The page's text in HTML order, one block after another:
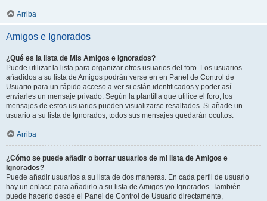
Arriba
Amigos e Ignorados
¿Qué es la lista de Mis Amigos e Ignorados?
Puede utilizar la lista para organizar otros usuarios del foro. Los usuarios
añadidos a su lista de Amigos podrán verse en en Panel de Control de
Usuario para un rápido acceso a ver si están identificados y poder así
enviarles un mensaje privado. Según la plantilla que utilice el foro, los
mensajes de estos usuarios pueden visualizarse resaltados. Si añade un
usuario a su lista de Ignorados, todos sus mensajes quedarán ocultos.
Arriba
¿Cómo se puede añadir o borrar usuarios de mi lista de Amigos e
Ignorados?
Puede añadir usuarios a su lista de dos maneras. En cada perfil de usuario
hay un enlace para añadirlo a su lista de Amigos y/o Ignorados. También
puede hacerlo desde el Panel de Control de Usuario directamente,